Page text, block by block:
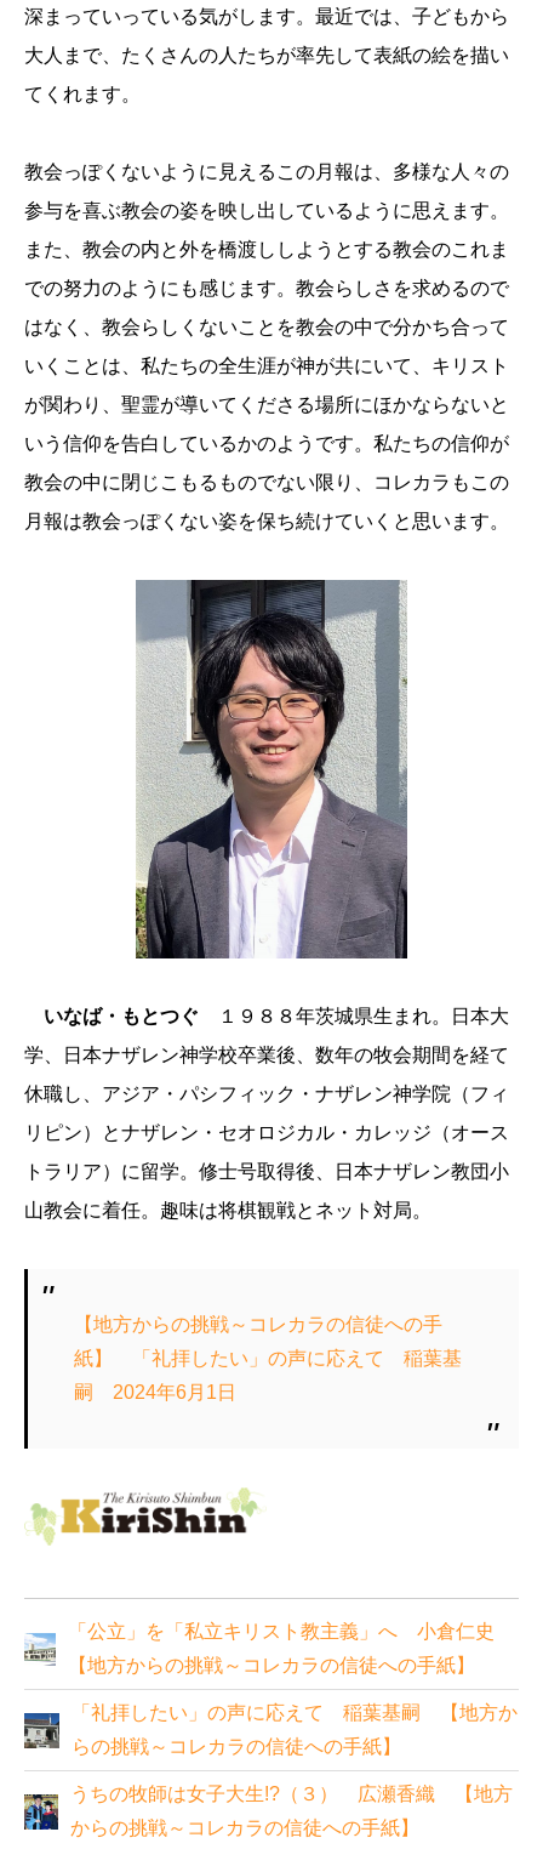
深まっていっている気がします。最近では、子どもから
大人まで、たくさんの人たちが率先して表紙の絵を描い
てくれます。
教会っぽくないように見えるこの月報は、多様な人々の
参与を喜ぶ教会の姿を映し出しているように思えます。
また、教会の内と外を橋渡ししようとする教会のこれま
での努力のようにも感じます。教会らしさを求めるので
はなく、教会らしくないことを教会の中で分かち合って
いくことは、私たちの全生涯が神が共にいて、キリスト
が関わり、聖霊が導いてくださる場所にほかならないと
いう信仰を告白しているかのようです。私たちの信仰が
教会の中に閉じこもるものでない限り、コレカラもこの
月報は教会っぽくない姿を保ち続けていくと思います。
いなば・もとつぐ １９８８年茨城県生まれ。日本大
学、日本ナザレン神学校卒業後、数年の牧会期間を経て
休職し、アジア・パシフィック・ナザレン神学院（フィ
リピン）とナザレン・セオロジカル・カレッジ（オース
トラリア）に留学。修士号取得後、日本ナザレン教団小
山教会に着任。趣味は将棋観戦とネット対局。
【地方からの挑戦～コレカラの信徒への手
紙】 「礼拝したい」の声に応えて 稲葉基
嗣 2024年6月1日
「公立」を「私立キリスト教主義」へ 小倉仁史
【地方からの挑戦～コレカラの信徒への手紙】
「礼拝したい」の声に応えて 稲葉基嗣 【地方か
らの挑戦～コレカラの信徒への手紙】
うちの牧師は女子大生!?（３） 広瀬香織 【地方
からの挑戦～コレカラの信徒への手紙】